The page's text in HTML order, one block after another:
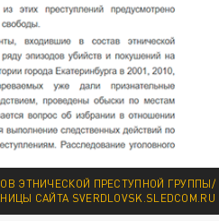
ЭТНИЧЕСКОЙ ПРЕСТУПНОЙ ГРУППЫ/
САЙТА SVERDLOVSK.SLEDCOM.RU